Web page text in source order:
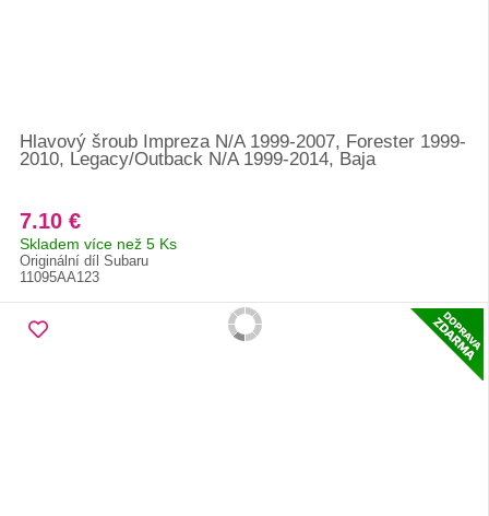
Hlavový šroub Impreza N/A 1999-2007, Forester 1999-
2010, Legacy/Outback N/A 1999-2014, Baja
7.10 €
Skladem více než 5 Ks
Originální díl Subaru
11095AA123